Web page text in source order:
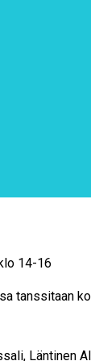
14-16
tanssitaan
Läntinen